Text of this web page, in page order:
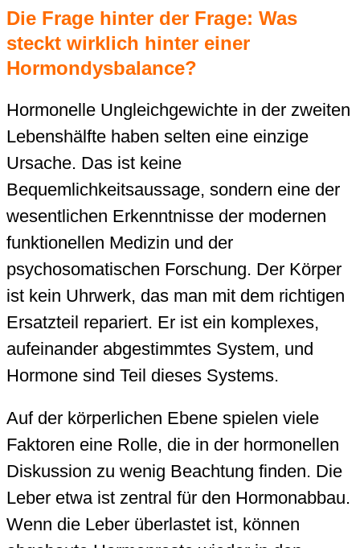
Die Frage hinter der Frage: Was
steckt wirklich hinter einer
Hormondysbalance?
Hormonelle Ungleichgewichte in der zweiten
Lebenshälfte haben selten eine einzige
Ursache. Das ist keine
Bequemlichkeitsaussage, sondern eine der
wesentlichen Erkenntnisse der modernen
funktionellen Medizin und der
psychosomatischen Forschung. Der Körper
ist kein Uhrwerk, das man mit dem richtigen
Ersatzteil repariert. Er ist ein komplexes,
aufeinander abgestimmtes System, und
Hormone sind Teil dieses Systems.
Auf der körperlichen Ebene spielen viele
Faktoren eine Rolle, die in der hormonellen
Diskussion zu wenig Beachtung finden. Die
Leber etwa ist zentral für den Hormonabbau.
Wenn die Leber überlastet ist, können